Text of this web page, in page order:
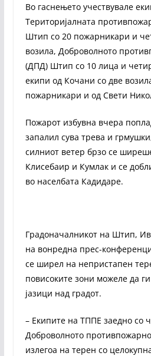
Во гаснењето учествувале
Територијалната
Штип со 20 пожарникари и
возила, Доброволното
(ДПД) Штип со 10 лица и
екипи од Кочани со две
пожарникари и од Свети
Пожарот избувна вчера
запалил сува трева и
силниот ветер брзо се
Клисебаир и Кумлак и се
во населбата Кадидаре.
Градоначалникот на Штип,
на вонредна прес-
се ширел на непристапен
повисоките зони можеле да
јазици над градот.
– Екипите на ТППЕ заедно со
Доброволното
излегоа на терен со